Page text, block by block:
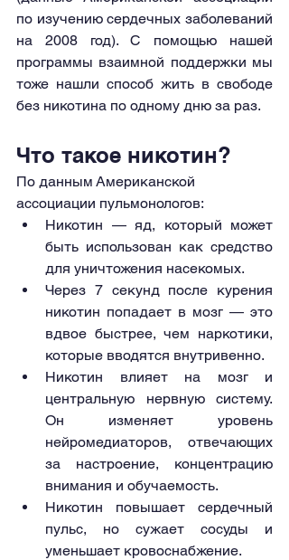
по изучению сердечных заболеваний
на 2008 год). С помощью нашей
программы взаимной поддержки мы
тоже нашли способ жить в свободе
без никотина по одному дню за раз.
Что такое никотин?
По данным Американской
ассоциации пульмонологов:
Никотин — яд, который может
быть использован как средство
для уничтожения насекомых.
Через 7 секунд после курения
никотин попадает в мозг — это
вдвое быстрее, чем наркотики,
которые вводятся внутривенно.
Никотин влияет на мозг и
центральную нервную систему.
Он изменяет уровень
нейромедиаторов, отвечающих
за настроение, концентрацию
внимания и обучаемость.
Никотин повышает сердечный
пульс, но сужает сосуды и
уменьшает кровоснабжение.